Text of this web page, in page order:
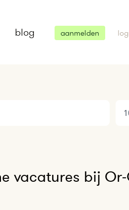
blog aanmelden
vacatures bij